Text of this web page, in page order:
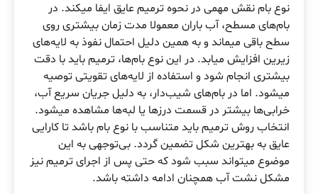
نوع بام نقش مهمی در نحوه ترمیم عایق ایفا میکند. در
بام‌های مسطح، آب باران معمولا مدت زمان بیشتری روی
سطح باقی میماند و به همین دلیل احتمال نفوذ به لایه‌های
زیرین افزایش میابد. در این نوع بام‌ها، ترمیم باید با دقت
بیشتری انجام شود و استفاده از لایه‌های تقویتی توصیه
میشود. اما در بام‌های شیب‌دار، به دلیل جریان سریع آب،
خرابی‌ها بیشتر در قسمت درزها یا لبه‌ها مشاهده میشود.
انتخاب روش ترمیم باید متناسب با نوع بام باشد تا کارایی
عایق به بهترین شکل تضمین گردد. بی‌توجهی به این
موضوع میتواند سبب شود که حتی پس از اجرای ترمیم نیز
مشکل نشت آب همچنان ادامه داشته باشد.